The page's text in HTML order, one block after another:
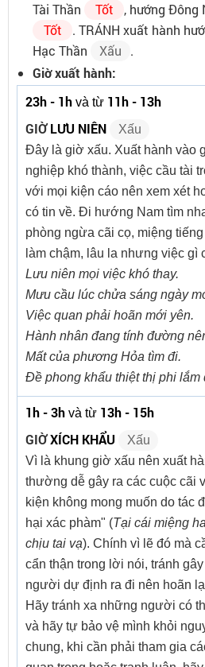
Tài Thần
Tốt
, hướng Đông
Tốt
. TRÁNH xuất hành
Hạc Thần
Xấu
.
Giờ xuất hành:
23h - 1h và từ 11h - 13h
GIỜLƯU NIÊN
Xấu
Đây là giờ xấu. Xuất hành vào
nghiệp khó thành, việc cầu tài
với mọi kiện cáo nên xem xét
có tin về. Đi hướng Nam tìm
phòng ngừa cãi cọ, miệng
làm chậm, lâu la nhưng việc gì
Lưu niên mọi việc khó thay.
Mưu cầu lúc chửa sáng ngày
Việc quan phải hoãn mới yên.
Hành nhân đang tính đường
Mất của phương Hỏa tìm đi.
Đề phong khẩu thiệt thị phi lắm
1h - 3h và từ 13h - 15h
GIỜXÍCH KHẨU
Xấu
Vì là khung giờ xấu nên xuất
thường dễ gây ra các cuộc cãi
kiện không mong muốn do tác
hại xác phàm" (Tại cái miệng
chịu tai vạ). Chính vì lẽ đó mà
cẩn thận trong lời nói, tránh
người dự định ra đi nên hoãn
Hãy tránh xa những người có
và hãy tự bảo vệ mình khỏi
chung, khi cần phải tham gia